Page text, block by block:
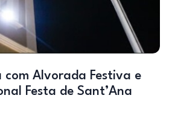
com Alvorada Festiva e
Festa de Sant’Ana